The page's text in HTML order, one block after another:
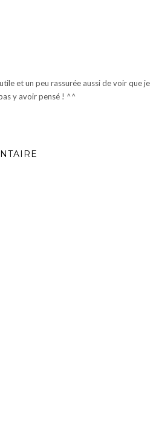
et un peu rassurée aussi de voir que je
y avoir pensé ! ^^